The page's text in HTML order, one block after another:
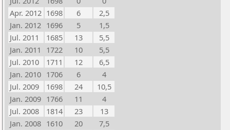
Apr. 2012 1698 6
2,5
Jan. 2012 1696 5
1,5
Jul. 2011
1685 13
5,5
Jan. 2011
1722 10
5,5
Jul. 2010
1711 12
6,5
Jan. 2010 1706 6
4
Jul. 2009
1698 24
10,5
Jan. 2009 1766 11
4
Jul. 2008
1814 23
13
Jan. 2008 1610 20
7,5